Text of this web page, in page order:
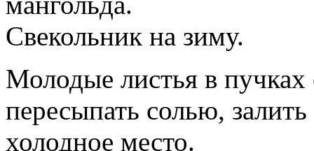
Свекольник на зиму.
Молодые листья в пучках
пересыпать солью,
холодное место.